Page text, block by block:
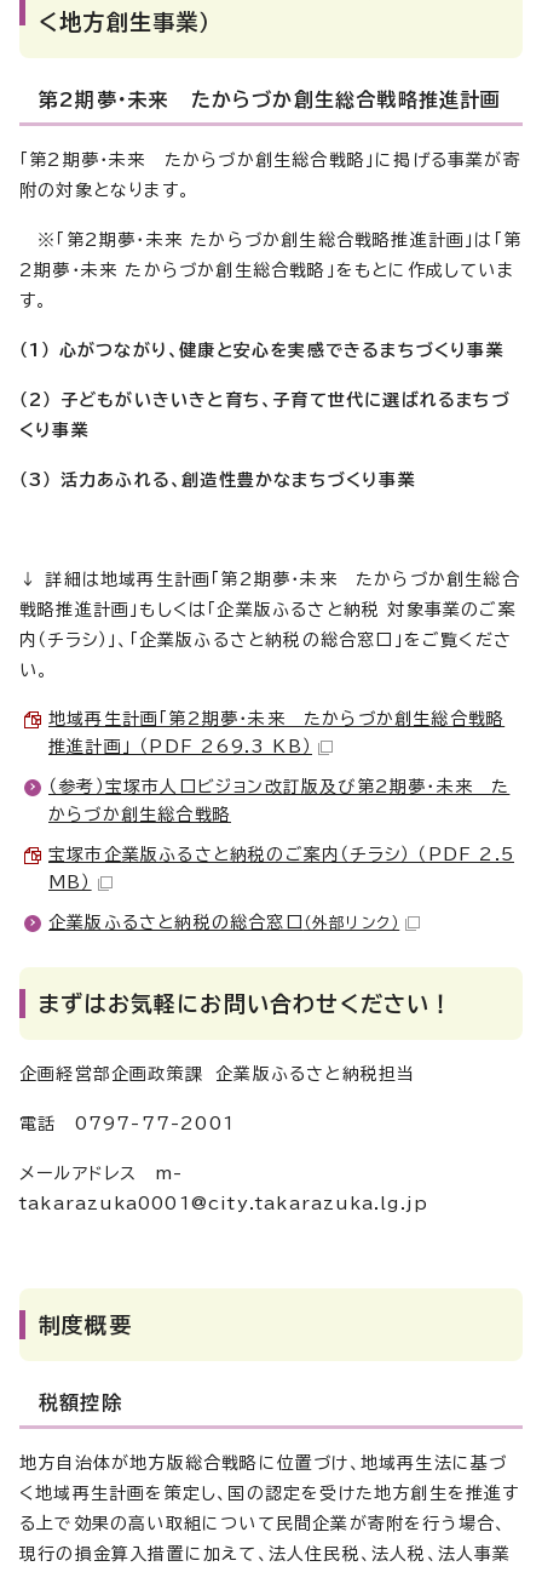
く地方創生事業）
第2期夢・未来 たからづか創生総合戦略推進計画
「第2期夢・未来 たからづか創生総合戦略」に掲げる事業が寄
附の対象となります。
※「第2期夢・未来 たからづか創生総合戦略推進計画」は「第
2期夢・未来 たからづか創生総合戦略」をもとに作成していま
す。
（1） 心がつながり、健康と安心を実感できるまちづくり事業
（2） 子どもがいきいきと育ち、子育て世代に選ばれるまちづ
くり事業
（3） 活力あふれる、創造性豊かなまちづくり事業
↓ 詳細は地域再生計画「第2期夢・未来 たからづか創生総合
戦略推進計画」もしくは「企業版ふるさと納税 対象事業のご案
内（チラシ）」、「企業版ふるさと納税の総合窓口」をご覧くださ
い。
地域再生計画「第2期夢・未来 たからづか創生総合戦略
推進計画」 （PDF 269.3 KB）
（参考）宝塚市人口ビジョン改訂版及び第2期夢・未来 た
からづか創生総合戦略
宝塚市企業版ふるさと納税のご案内（チラシ） （PDF 2.5
MB）
企業版ふるさと納税の総合窓口 （外部リンク）
まずはお気軽にお問い合わせください！
企画経営部企画政策課 企業版ふるさと納税担当
電話 0797-77-2001
メールアドレス m-
takarazuka0001@city.takarazuka.lg.jp
制度概要
税額控除
地方自治体が地方版総合戦略に位置づけ、地域再生法に基づ
く地域再生計画を策定し、国の認定を受けた地方創生を推進す
る上で効果の高い取組について民間企業が寄附を行う場合、
現行の損金算入措置に加えて、法人住民税、法人税、法人事業